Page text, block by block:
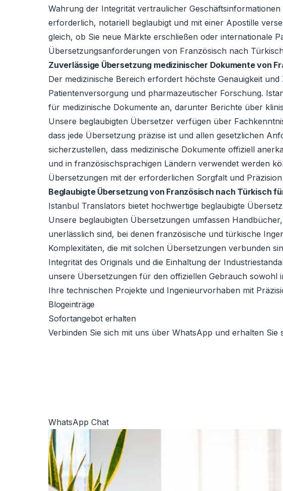
Wahrung der Integrität vertraulicher
erforderlich, notariell beglaubigt und mit einer Apostille
gleich, ob Sie neue Märkte erschließen oder internationale
Übersetzungsanforderungen von Französisch nach
Zuverlässige Übersetzung medizinischer Dokumente von
Der medizinische Bereich erfordert höchste Genauigkeit
Patientenversorgung und pharmazeutischer Forschung.
für medizinische Dokumente an, darunter Berichte über
Unsere beglaubigten Übersetzer verfügen über
dass jede Übersetzung präzise ist und allen gesetzlichen
sicherzustellen, dass medizinische Dokumente offiziell
und in französischsprachigen Ländern verwendet werden
Übersetzungen mit der erforderlichen Sorgfalt und
Beglaubigte Übersetzung von Französisch nach Türkisch
Istanbul Translators bietet hochwertige beglaubigte
Unsere beglaubigten Übersetzungen umfassen
unerlässlich sind, bei denen französische und türkische
Komplexitäten, die mit solchen Übersetzungen verbunden
Integrität des Originals und die Einhaltung der
unsere Übersetzungen für den offiziellen Gebrauch
Ihre technischen Projekte und Ingenieurvorhaben mit
Blogeinträge
Sofortangebot erhalten
Verbinden Sie sich mit uns über WhatsApp und erhalten
WhatsApp Chat